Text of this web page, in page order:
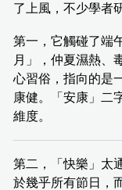
了上風，不少學者
第一，它觸碰了端
月」，仲夏濕熱、
心習俗，指向的是
康健。「安康」二
維度。
第二，「快樂」太
於幾乎所有節日，